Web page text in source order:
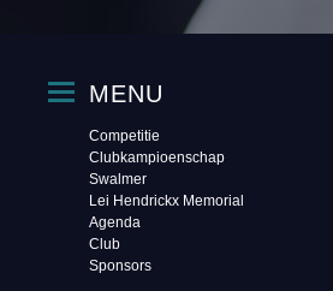
MENU
Competitie
Clubkampioenschap
Swalmer
Lei Hendrickx Memorial
Agenda
Club
Sponsors